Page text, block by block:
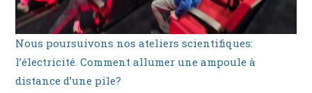
Nous poursuivons nos ateliers scientifiques:
l’électricité. Comment allumer une ampoule à
distance d’une pile?